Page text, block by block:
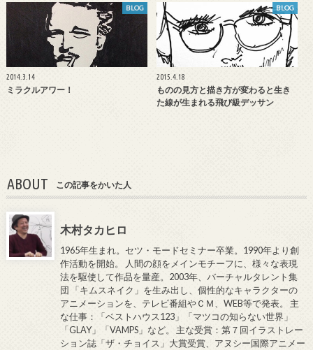
BLOG
2014.3.14
ミラクルアワー！
BLOG
2015.4.18
ものの見方と描き方が変わると生き
た線が生まれる飛び級デッサン
ABOUT この記事をかいた人
木村タカヒロ
1965年生まれ。セツ・モードセミナー卒業。1990年より創
作活動を開始。 人間の顔をメインモチーフに、様々な表現
法を駆使して作品を量産。2003年、バーチャルタレント集
団 「キムスネイク」を生み出し、個性的なキャラクターの
アニメーションを、テレビ番組やＣＭ、WEB等で発表。 主
な仕事：「ベストハウス123」「マツコの知らない世界」
「GLAY」「VAMPS」など。 主な受賞：第７回イラストレー
ション誌「ザ・チョイス」大賞受賞、アヌシー国際アニメー